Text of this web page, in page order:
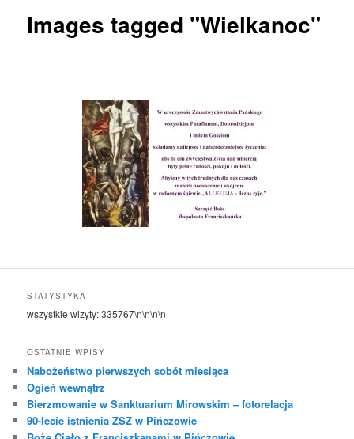
Images tagged "Wielkanoc"
STATYSTYKA
wszystkie wizyty:335767\n\n\n\n
OSTATNIE WPISY
Nabożeństwo pierwszych sobót miesiąca
Ogień wewnątrz
Bierzmowanie w Sanktuarium Mirowskim – fotorelacja
90-lecie istnienia ZSZ w Pińczowie